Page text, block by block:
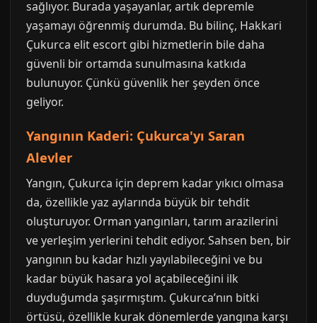
sağlıyor. Burada yaşayanlar, artık depremle
yaşamayı öğrenmiş durumda. Bu bilinç, Hakkari
Çukurca elit escort gibi hizmetlerin bile daha
güvenli bir ortamda sunulmasına katkıda
bulunuyor. Çünkü güvenlik her şeyden önce
geliyor.
Yangının Kaderi: Çukurca'yı Saran
Alevler
Yangın, Çukurca için deprem kadar yıkıcı olmasa
da, özellikle yaz aylarında büyük bir tehdit
oluşturuyor. Orman yangınları, tarım arazilerini
ve yerleşim yerlerini tehdit ediyor. Sahsen ben, bir
yangının bu kadar hızlı yayılabileceğini ve bu
kadar büyük hasara yol açabileceğini ilk
duyduğumda şaşırmıştım. Çukurca’nın bitki
örtüsü, özellikle kurak dönemlerde yangına karşı